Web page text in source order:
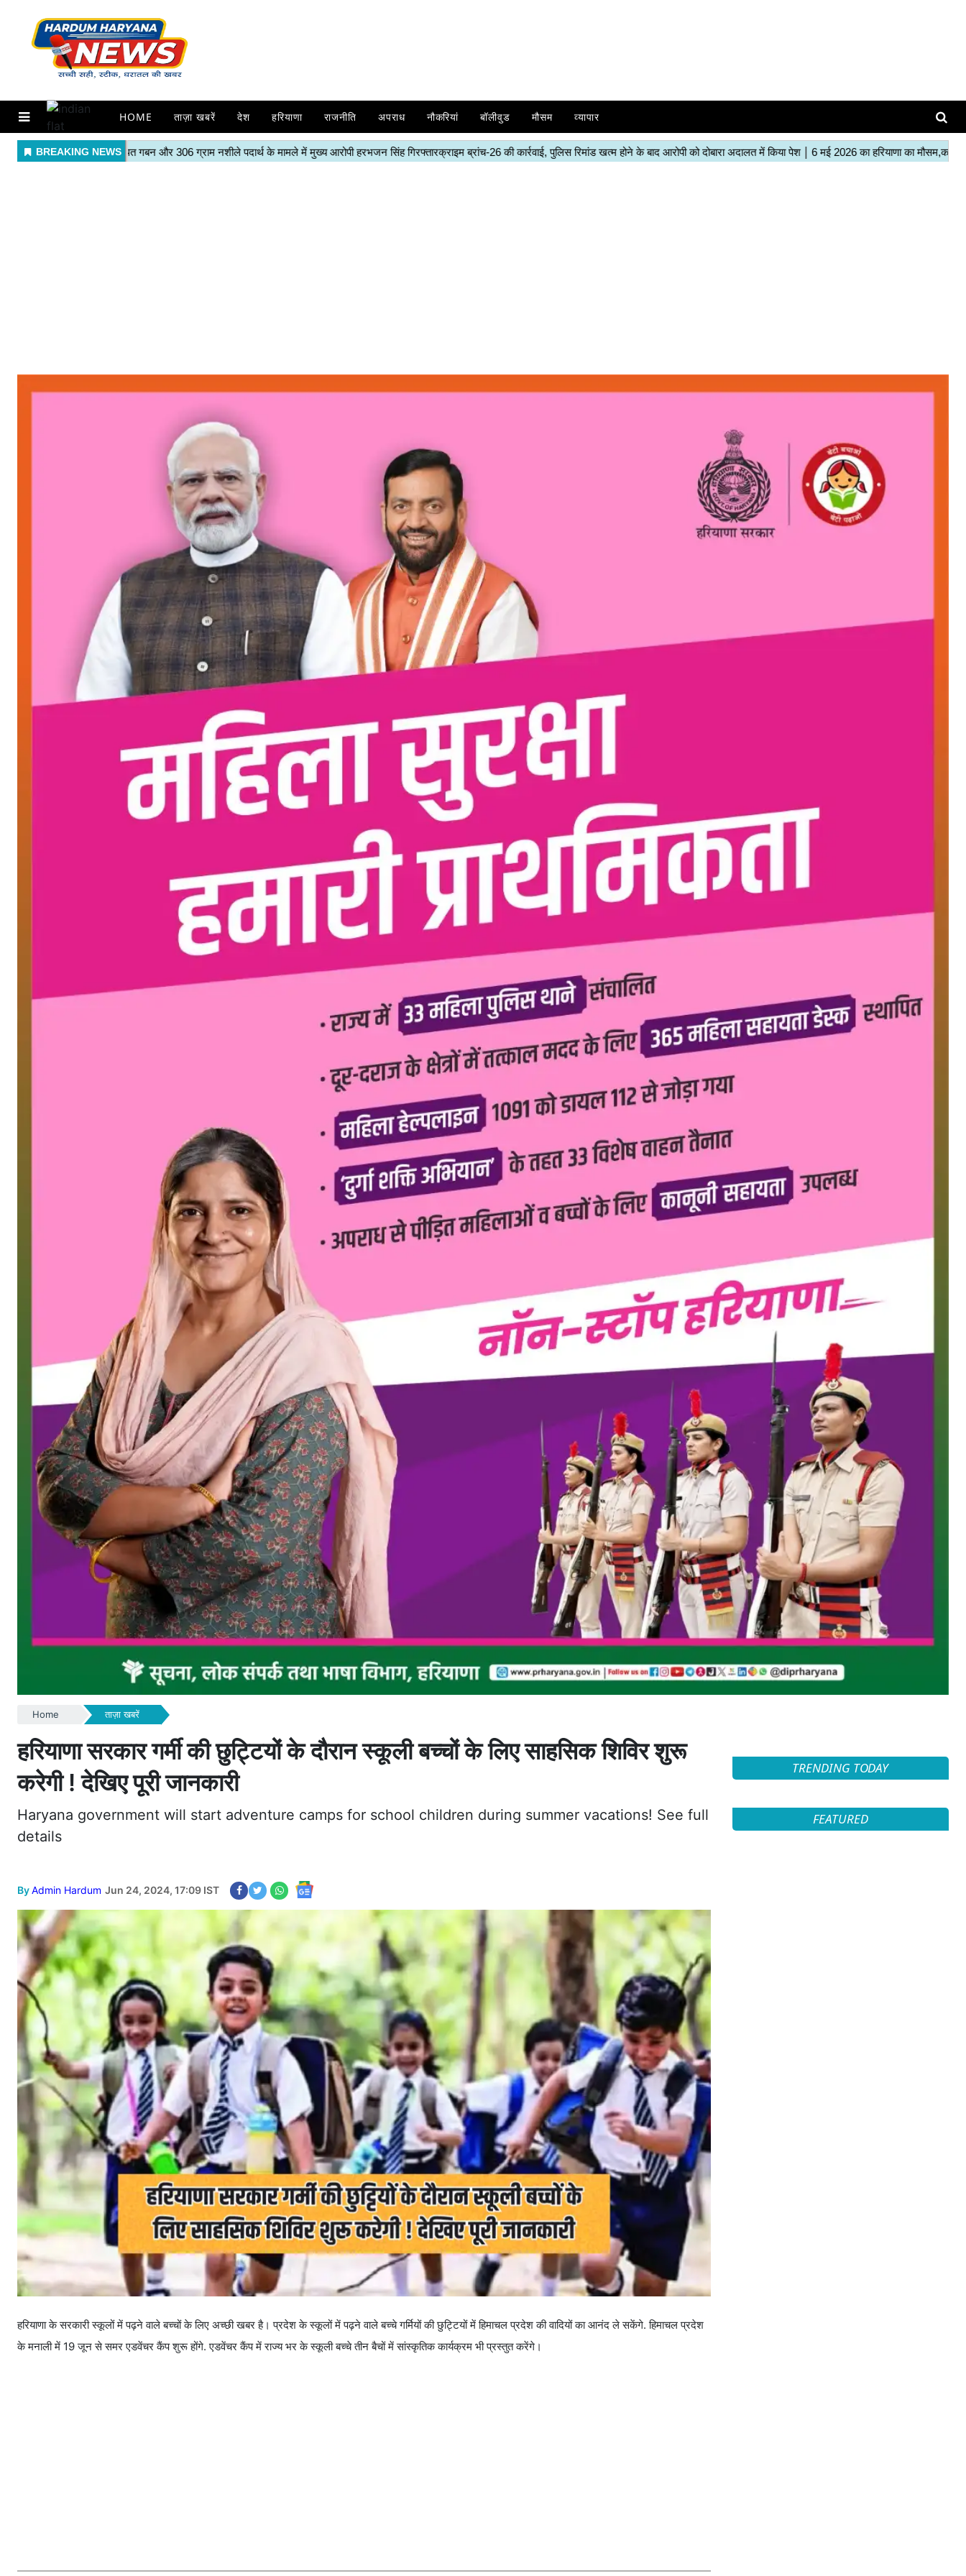
HOME ताज़ा खबरें देश हरियाणा राजनीति अपराध नौकरियां बॉलीवुड मौसम व्यापार
Home ताज़ा खबरें
हरियाणा सरकार गर्मी की छुट्टियों के दौरान स्कूली बच्चों के लिए साहसिक शिविर शुरू
करेगी ! देखिए पूरी जानकारी
Haryana government will start adventure camps for school children during summer vacations! See full
details
ByAdmin Hardum Jun 24, 2024, 17:09 IST
हरियाणा के सरकारी स्कूलों में पढ़ने वाले बच्चों के लिए अच्छी खबर है। प्रदेश के स्कूलों में पढ़ने वाले बच्चे गर्मियों की छुट्टियों में हिमाचल प्रदेश की वादियों का आनंद ले सकेंगे. हिमाचल प्रदेश
के मनाली में 19 जून से समर एडवेंचर कैंप शुरू होंगे. एडवेंचर कैंप में राज्य भर के स्कूली बच्चे तीन बैचों में सांस्कृतिक कार्यक्रम भी प्रस्तुत करेंगे।
TRENDING TODAY
FEATURED